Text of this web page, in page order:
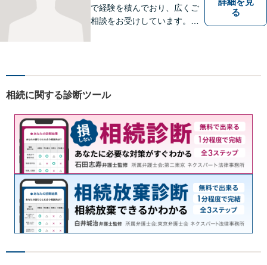
で経験を積んでおり、広くご
相談をお受けしています。ご
る
相続に関する診断ツール